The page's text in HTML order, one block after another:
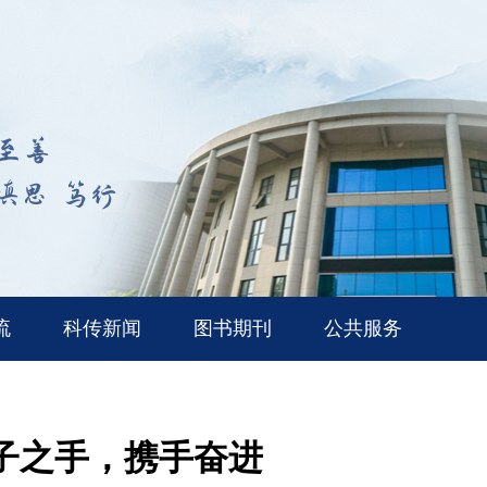
科传新闻 图书期刊 公共服务
之手，携手奋进